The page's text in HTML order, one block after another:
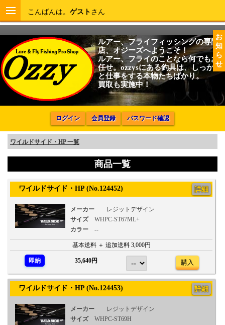
お
知
ら
せ
こんばんは。 ゲスト さん
ルアー、フライフィッシングの専門
店、オジーズへようこそ！
ルアー、フライのことなら何でもお
任せ。ozzysにある釣具は、しっかり
と仕事をする本物たちばかり。
買取も実施中！
ログイン 会員登録 パスワード確認
ワイルドサイド・HP 一覧
商品一覧
ワイルドサイド・HP (No.124452) 詳細
メーカー
レジットデザイン
サイズ
WHPC-ST67ML+
カラー
--
基本送料 ＋ 追加送料 3,000円
即納 35,640円 購入
ワイルドサイド・HP (No.124453) 詳細
メーカー
レジットデザイン
サイズ
WHPC-ST69H